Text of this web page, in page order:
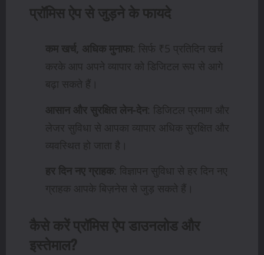
प्रॉमिस ऐप से जुड़ने के फायदे
कम खर्च, अधिक मुनाफा: सिर्फ ₹5 प्रतिदिन खर्च
करके आप अपने व्यापार को डिजिटल रूप से आगे
बढ़ा सकते हैं।
आसान और सुरक्षित लेन-देन: डिजिटल प्रमाण और
लेजर सुविधा से आपका व्यापार अधिक सुरक्षित और
व्यवस्थित हो जाता है।
हर दिन नए ग्राहक: विज्ञापन सुविधा से हर दिन नए
ग्राहक आपके बिज़नेस से जुड़ सकते हैं।
कैसे करें प्रॉमिस ऐप डाउनलोड और
इस्तेमाल?